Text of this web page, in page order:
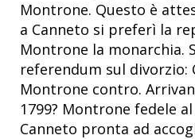
Montrone. Questo è
a Canneto si preferì la
Montrone la monarchia.
referendum sul divorzio:
Montrone contro.
1799? Montrone fedele
Canneto pronta ad